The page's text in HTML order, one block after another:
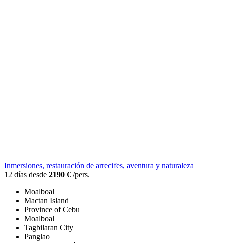
Inmersiones, restauración de arrecifes, aventura y naturaleza
12 días desde 2190 € /pers.
Moalboal
Mactan Island
Province of Cebu
Moalboal
Tagbilaran City
Panglao